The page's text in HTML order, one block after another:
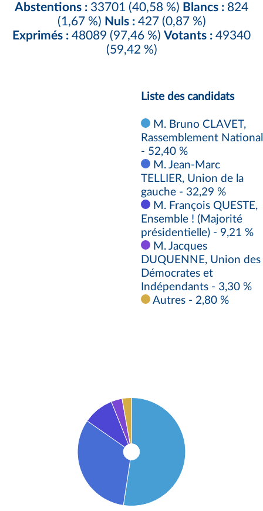
Abstentions : 33701 (40,58 %) Blancs : 824
(1,67 %) Nuls :427 (0,87 %)
Exprimés : 48089 (97,46 %) Votants : 49340
(59,42 %)
Liste des candidats
M. Bruno CLAVET,
Rassemblement National
- 52,40 %
M. Jean-Marc
TELLIER, Union de la
gauche - 32,29 %
M. François QUESTE,
Ensemble ! (Majorité
présidentielle) - 9,21 %
M. Jacques
DUQUENNE, Union des
Démocrates et
Indépendants - 3,30 %
Autres - 2,80 %